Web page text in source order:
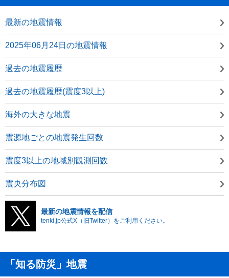
最新の地震情報
2025年06月24日の地震情報
過去の地震履歴
過去の地震履歴(震度3以上)
海外の大きな地震
震源地ごとの地震発生回数
震度3以上の地域別観測回数
震央分布図
最新の地震情報を配信
tenki.jp公式X（旧Twitter）をご利用ください。
「知る防災」地震